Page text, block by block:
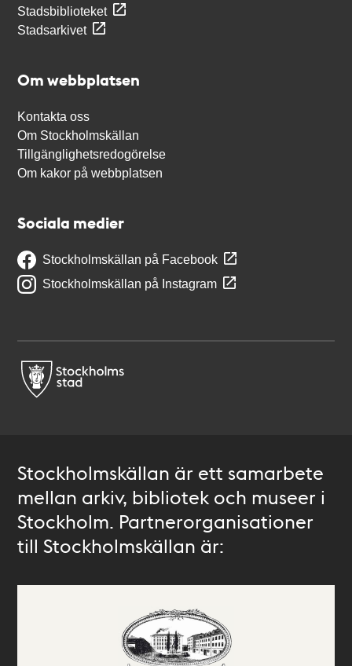
Stadsbiblioteket
Stadsarkivet
Om webbplatsen
Kontakta oss
Om Stockholmskällan
Tillgänglighetsredogörelse
Om kakor på webbplatsen
Sociala medier
Stockholmskällan på Facebook
Stockholmskällan på Instagram
Stockholmskällan är ett samarbete
mellan arkiv, bibliotek och museer i
Stockholm. Partnerorganisationer
till Stockholmskällan är: